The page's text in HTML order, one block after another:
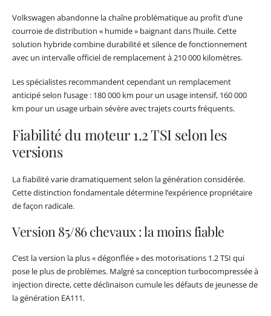
Volkswagen abandonne la chaîne problématique au profit d’une
courroie de distribution « humide » baignant dans l’huile. Cette
solution hybride combine durabilité et silence de fonctionnement
avec un intervalle officiel de remplacement à 210 000 kilomètres.
Les spécialistes recommandent cependant un remplacement
anticipé selon l’usage : 180 000 km pour un usage intensif, 160 000
km pour un usage urbain sévère avec trajets courts fréquents.
Fiabilité du moteur 1.2 TSI selon les
versions
La fiabilité varie dramatiquement selon la génération considérée.
Cette distinction fondamentale détermine l’expérience propriétaire
de façon radicale.
Version 85/86 chevaux : la moins fiable
C’est la version la plus « dégonflée » des motorisations 1.2 TSI qui
pose le plus de problèmes. Malgré sa conception turbocompressée à
injection directe, cette déclinaison cumule les défauts de jeunesse de
la génération EA111.